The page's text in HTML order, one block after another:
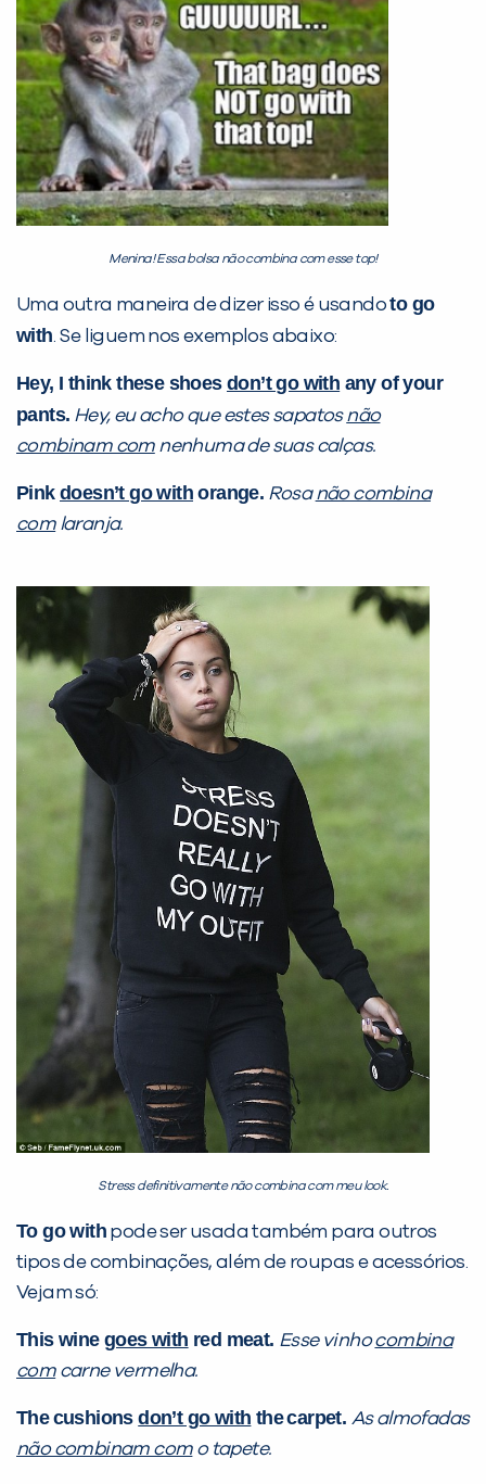
Menina! Essa bolsa não combina com esse top!
Uma outra maneira de dizer isso é usandoto go
with. Se liguem nos exemplos abaixo:
Hey, I think these shoes don’t go with any of your
pants. Hey, eu acho que estes sapatosnão
combinam comnenhuma de suas calças.
Pink doesn’t go with orange. Rosanão combina
comlaranja.
Stress definitivamente não combina com meu look.
To go with pode ser usada também para outros
tipos de combinações, além de roupas e acessórios.
Vejam só:
This winegoes with red meat. Esse vinhocombina
comcarne vermelha.
Thecushions don’t go with thecarpet. As almofadas
não combinam como tapete.